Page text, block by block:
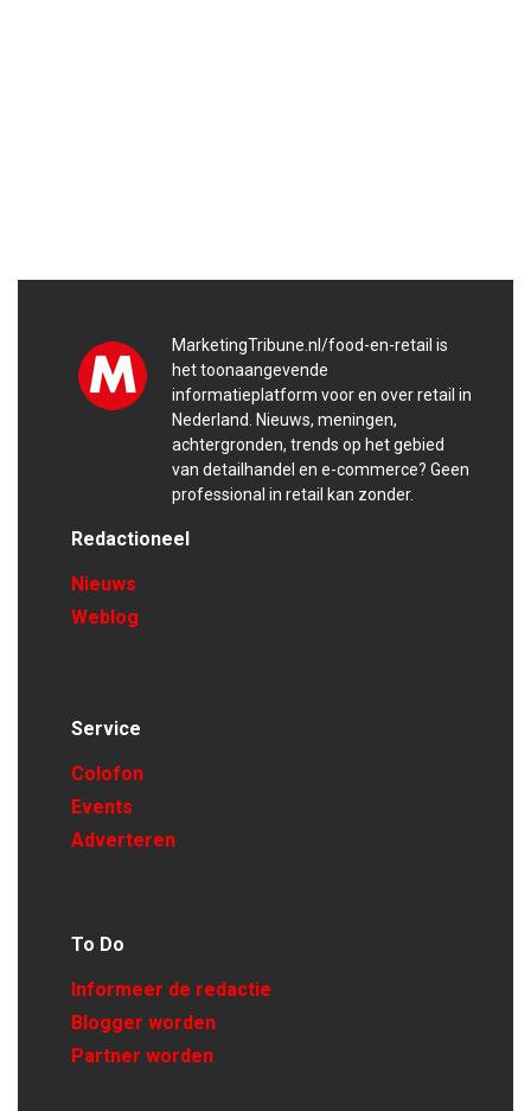
MarketingTribune.nl/food-en-retail is
het toonaangevende
informatieplatform voor en over retail in
Nederland. Nieuws, meningen,
achtergronden, trends op het gebied
van detailhandel en e-commerce? Geen
professional in retail kan zonder.
Redactioneel
Nieuws
Weblog
Service
Colofon
Events
Adverteren
To Do
Informeer de redactie
Blogger worden
Partner worden